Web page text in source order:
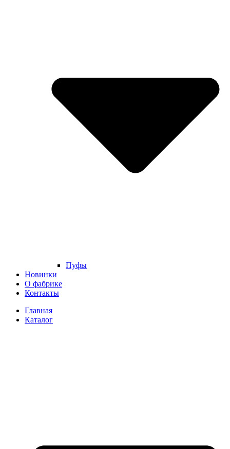
Пуфы
Новинки
О фабрике
Контакты
Главная
Каталог